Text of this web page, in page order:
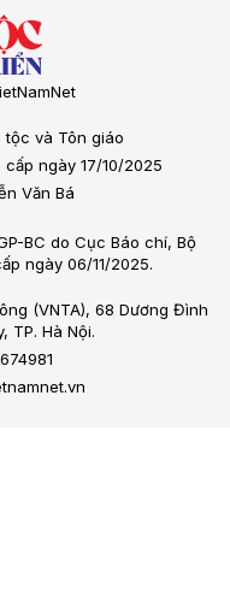
tộc và Tôn giáo
cấp ngày 17/10/2025
Văn Bá
BC do Cục Báo chí, Bộ
ngày 06/11/2025.
(VNTA), 68 Dương Đình
TP. Hà Nội.